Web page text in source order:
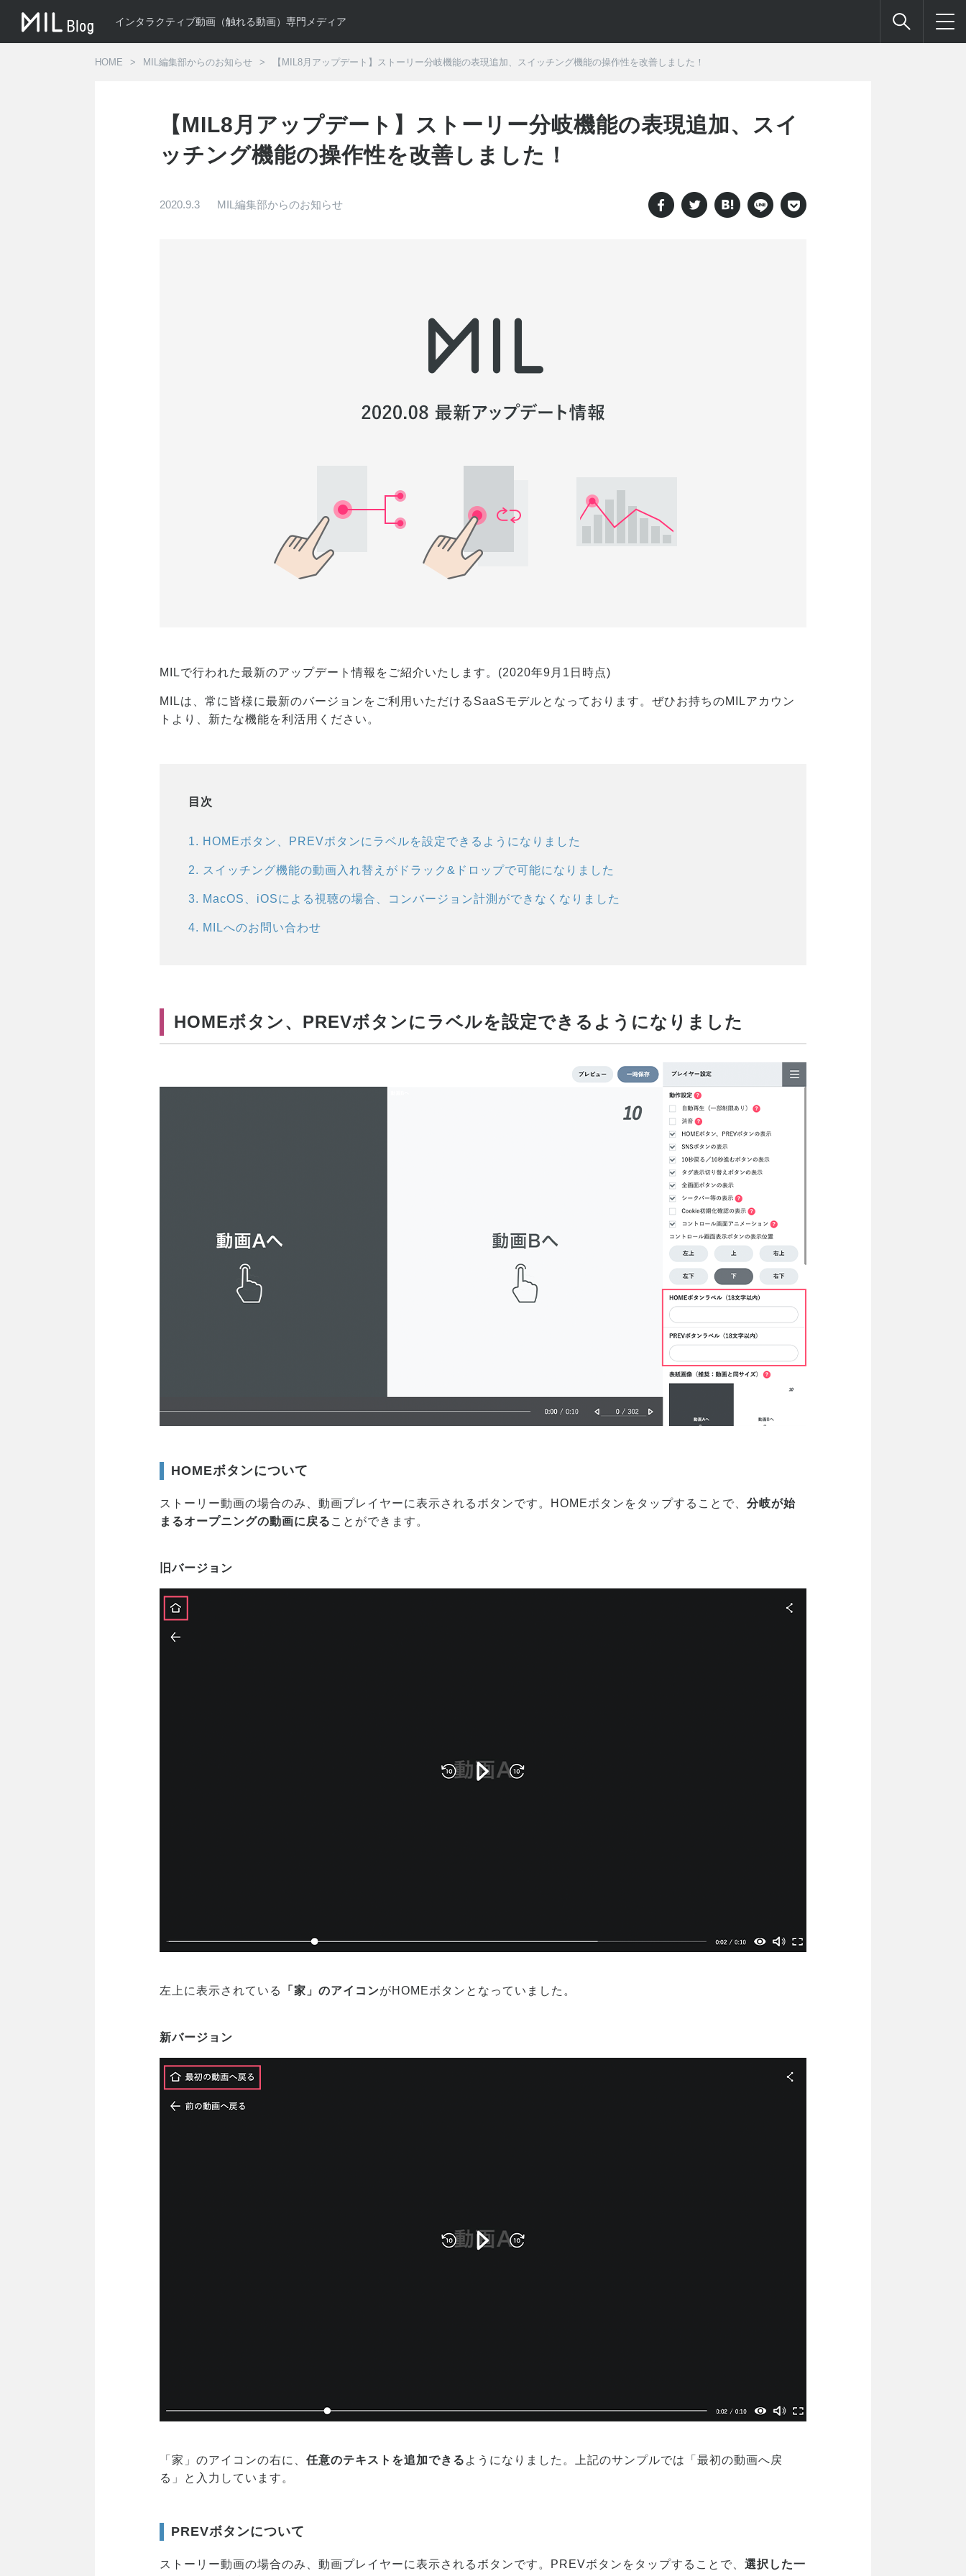
インタラクティブ動画（触れる動画）専門メディア
HOME MIL編集部からのお知らせ 【MIL8月アップデート】ストーリー分岐機能の表現追加、スイッチング機能の操作性を改善しました！
【MIL8月アップデート】ストーリー分岐機能の表現追加、スイ
ッチング機能の操作性を改善しました！
2020.9.3 MIL編集部からのお知らせ
MILで行われた最新のアップデート情報をご紹介いたします。(2020年9月1日時点)
MILは、常に皆様に最新のバージョンをご利用いただけるSaaSモデルとなっております。ぜひお持ちのMILアカウン
トより、新たな機能を利活用ください。
目次
1. HOMEボタン、PREVボタンにラベルを設定できるようになりました
2. スイッチング機能の動画入れ替えがドラック&ドロップで可能になりました
3. MacOS、iOSによる視聴の場合、コンバージョン計測ができなくなりました
4. MILへのお問い合わせ
HOMEボタン、PREVボタンにラベルを設定できるようになりました
HOMEボタンについて
ストーリー動画の場合のみ、動画プレイヤーに表示されるボタンです。HOMEボタンをタップすることで、 分岐が始
まるオープニングの動画に戻る ことができます。
旧バージョン
左上に表示されている 「家」のアイコンがHOMEボタンとなっていました。
新バージョン
「家」のアイコンの右に、 任意のテキストを追加できる ようになりました。上記のサンプルでは「最初の動画へ戻
る」と入力しています。
PREVボタンについて
ストーリー動画の場合のみ、動画プレイヤーに表示されるボタンです。PREVボタンをタップすることで、 選択した一